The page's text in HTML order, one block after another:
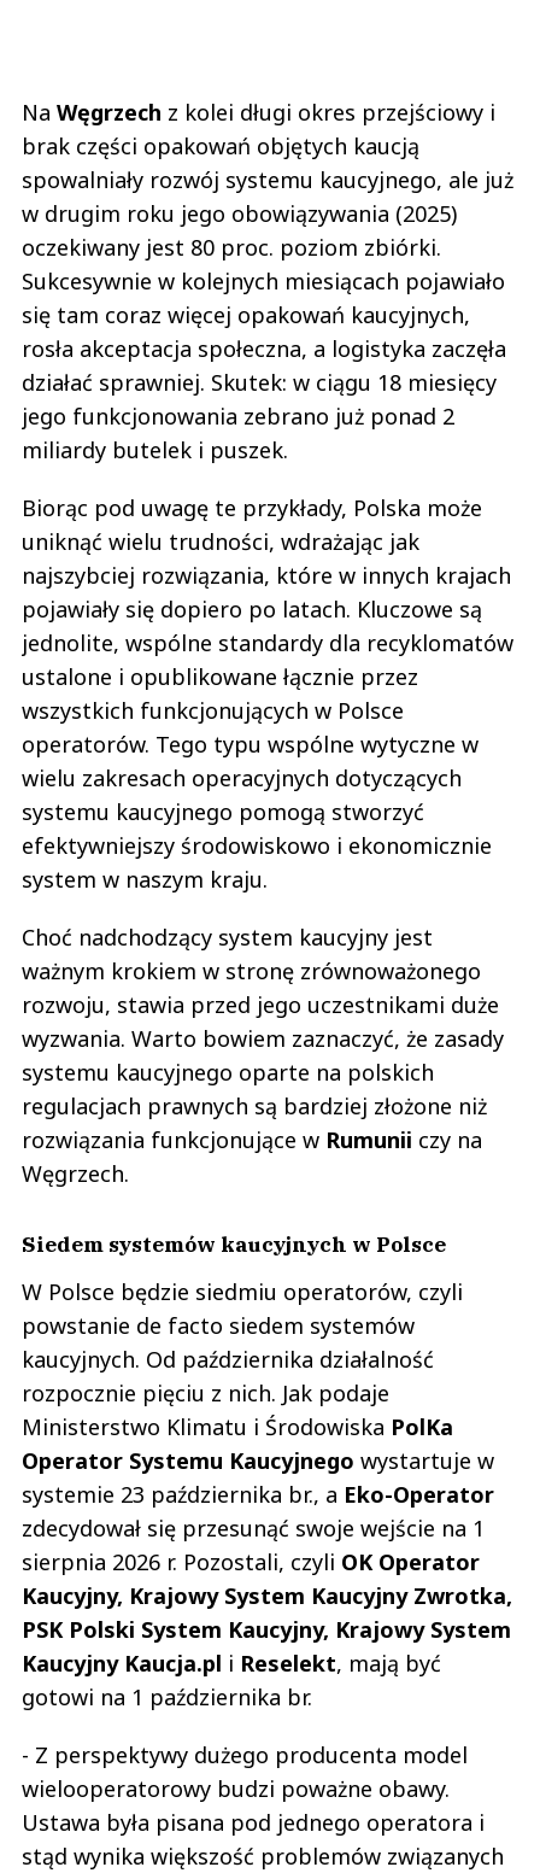
Na Węgrzech z kolei długi okres przejściowy i
brak części opakowań objętych kaucją
spowalniały rozwój systemu kaucyjnego, ale już
w drugim roku jego obowiązywania (2025)
oczekiwany jest 80 proc. poziom zbiórki.
Sukcesywnie w kolejnych miesiącach pojawiało
się tam coraz więcej opakowań kaucyjnych,
rosła akceptacja społeczna, a logistyka zaczęła
działać sprawniej. Skutek: w ciągu 18 miesięcy
jego funkcjonowania zebrano już ponad 2
miliardy butelek i puszek.
Biorąc pod uwagę te przykłady, Polska może
uniknąć wielu trudności, wdrażając jak
najszybciej rozwiązania, które w innych krajach
pojawiały się dopiero po latach. Kluczowe są
jednolite, wspólne standardy dla recyklomatów
ustalone i opublikowane łącznie przez
wszystkich funkcjonujących w Polsce
operatorów. Tego typu wspólne wytyczne w
wielu zakresach operacyjnych dotyczących
systemu kaucyjnego pomogą stworzyć
efektywniejszy środowiskowo i ekonomicznie
system w naszym kraju.
Choć nadchodzący system kaucyjny jest
ważnym krokiem w stronę zrównoważonego
rozwoju, stawia przed jego uczestnikami duże
wyzwania. Warto bowiem zaznaczyć, że zasady
systemu kaucyjnego oparte na polskich
regulacjach prawnych są bardziej złożone niż
rozwiązania funkcjonujące w Rumunii czy na
Węgrzech.
Siedem systemów kaucyjnych w Polsce
W Polsce będzie siedmiu operatorów, czyli
powstanie de facto siedem systemów
kaucyjnych. Od października działalność
rozpocznie pięciu z nich. Jak podaje
Ministerstwo Klimatu i Środowiska PolKa
Operator Systemu Kaucyjnego wystartuje w
systemie 23 października br., a Eko-Operator
zdecydował się przesunąć swoje wejście na 1
sierpnia 2026 r. Pozostali, czyli OK Operator
Kaucyjny, Krajowy System Kaucyjny Zwrotka,
PSK Polski System Kaucyjny, Krajowy System
Kaucyjny Kaucja.pl i Reselekt, mają być
gotowi na 1 października br.
- Z perspektywy dużego producenta model
wielooperatorowy budzi poważne obawy.
Ustawa była pisana pod jednego operatora i
stąd wynika większość problemów związanych